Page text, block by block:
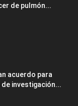
de pulmón...
acuerdo para
investigación...